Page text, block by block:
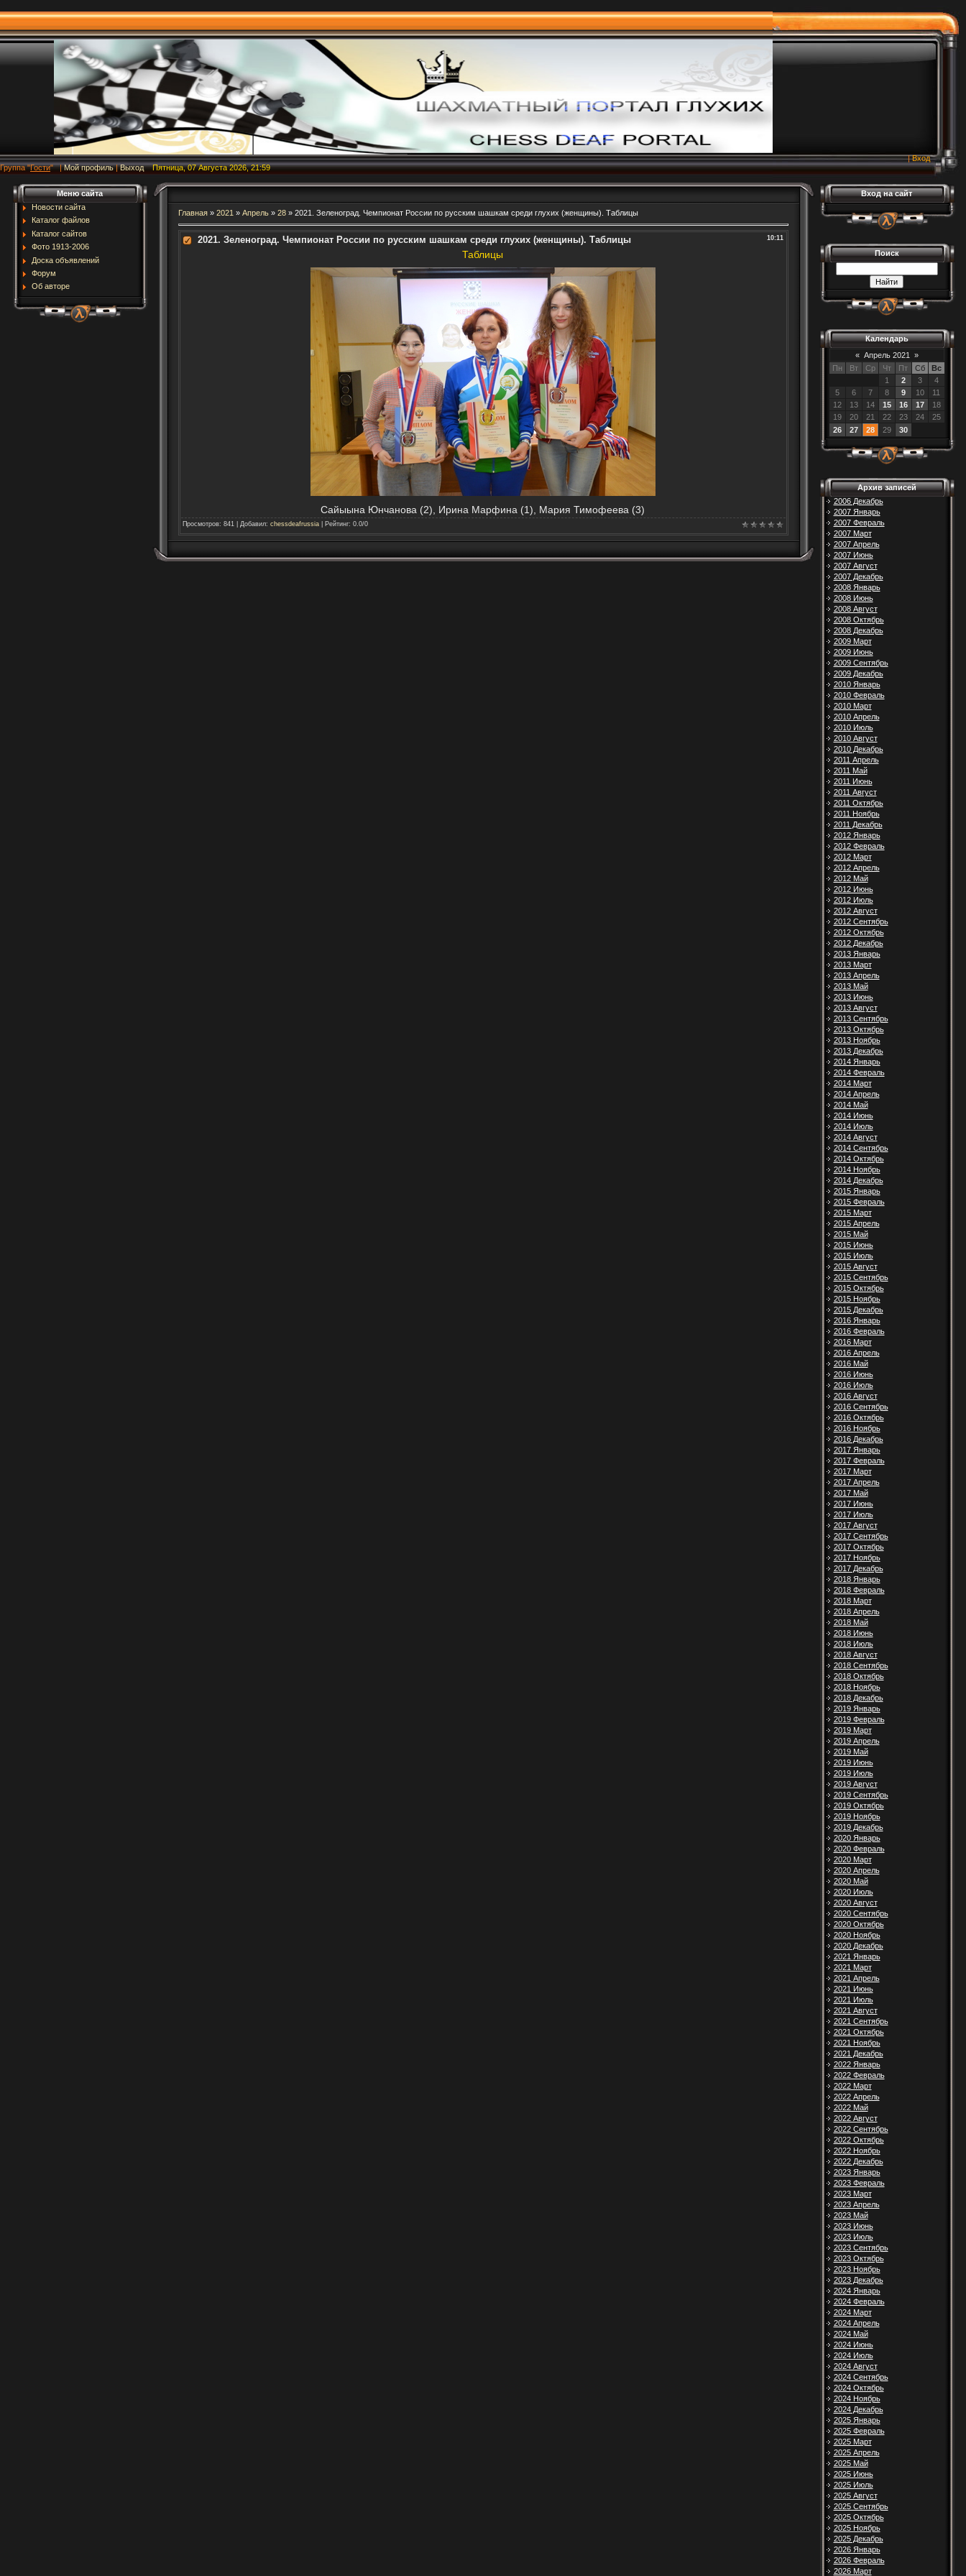
Группа"Гости" |Мой профиль |Выход Пятница, 07 Августа 2026, 21:59
|Вход
Меню сайта
Новости сайта
Каталог файлов
Каталог сайтов
Фото 1913-2006
Доска объявлений
Форум
Об авторе
Главная» 2021 » Апрель » 28» 2021. Зеленоград. Чемпионат России по русским шашкам среди глухих (женщины). Таблицы
10:11
2021. Зеленоград. Чемпионат России по русским шашкам среди глухих (женщины). Таблицы
Таблицы
Сайыына Юнчанова (2), Ирина Марфина (1), Мария Тимофеева (3)
Просмотров: 841 Добавил: chessdeafrussia Рейтинг: 0.0/0
Вход на сайт
Поиск
Календарь
« Апрель 2021
»
Пн
Вт Ср Чт Пт Сб
Вс
1
2 3
4
5
6 7 8 9 10
11
12
13 14 15 16 17
18
19
20 21 22 23 24
25
26
27 28 29 30
Архив записей
2006 Декабрь
2007 Январь
2007 Февраль
2007 Март
2007 Апрель
2007 Июнь
2007 Август
2007 Декабрь
2008 Январь
2008 Июнь
2008 Август
2008 Октябрь
2008 Декабрь
2009 Март
2009 Июнь
2009 Сентябрь
2009 Декабрь
2010 Январь
2010 Февраль
2010 Март
2010 Апрель
2010 Июль
2010 Август
2010 Декабрь
2011 Апрель
2011 Май
2011 Июнь
2011 Август
2011 Октябрь
2011 Ноябрь
2011 Декабрь
2012 Январь
2012 Февраль
2012 Март
2012 Апрель
2012 Май
2012 Июнь
2012 Июль
2012 Август
2012 Сентябрь
2012 Октябрь
2012 Декабрь
2013 Январь
2013 Март
2013 Апрель
2013 Май
2013 Июнь
2013 Август
2013 Сентябрь
2013 Октябрь
2013 Ноябрь
2013 Декабрь
2014 Январь
2014 Февраль
2014 Март
2014 Апрель
2014 Май
2014 Июнь
2014 Июль
2014 Август
2014 Сентябрь
2014 Октябрь
2014 Ноябрь
2014 Декабрь
2015 Январь
2015 Февраль
2015 Март
2015 Апрель
2015 Май
2015 Июнь
2015 Июль
2015 Август
2015 Сентябрь
2015 Октябрь
2015 Ноябрь
2015 Декабрь
2016 Январь
2016 Февраль
2016 Март
2016 Апрель
2016 Май
2016 Июнь
2016 Июль
2016 Август
2016 Сентябрь
2016 Октябрь
2016 Ноябрь
2016 Декабрь
2017 Январь
2017 Февраль
2017 Март
2017 Апрель
2017 Май
2017 Июнь
2017 Июль
2017 Август
2017 Сентябрь
2017 Октябрь
2017 Ноябрь
2017 Декабрь
2018 Январь
2018 Февраль
2018 Март
2018 Апрель
2018 Май
2018 Июнь
2018 Июль
2018 Август
2018 Сентябрь
2018 Октябрь
2018 Ноябрь
2018 Декабрь
2019 Январь
2019 Февраль
2019 Март
2019 Апрель
2019 Май
2019 Июнь
2019 Июль
2019 Август
2019 Сентябрь
2019 Октябрь
2019 Ноябрь
2019 Декабрь
2020 Январь
2020 Февраль
2020 Март
2020 Апрель
2020 Май
2020 Июль
2020 Август
2020 Сентябрь
2020 Октябрь
2020 Ноябрь
2020 Декабрь
2021 Январь
2021 Март
2021 Апрель
2021 Июнь
2021 Июль
2021 Август
2021 Сентябрь
2021 Октябрь
2021 Ноябрь
2021 Декабрь
2022 Январь
2022 Февраль
2022 Март
2022 Апрель
2022 Май
2022 Август
2022 Сентябрь
2022 Октябрь
2022 Ноябрь
2022 Декабрь
2023 Январь
2023 Февраль
2023 Март
2023 Апрель
2023 Май
2023 Июнь
2023 Июль
2023 Сентябрь
2023 Октябрь
2023 Ноябрь
2023 Декабрь
2024 Январь
2024 Февраль
2024 Март
2024 Апрель
2024 Май
2024 Июнь
2024 Июль
2024 Август
2024 Сентябрь
2024 Октябрь
2024 Ноябрь
2024 Декабрь
2025 Январь
2025 Февраль
2025 Март
2025 Апрель
2025 Май
2025 Июнь
2025 Июль
2025 Август
2025 Сентябрь
2025 Октябрь
2025 Ноябрь
2025 Декабрь
2026 Январь
2026 Февраль
2026 Март